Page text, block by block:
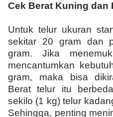
Cek Berat Kuning dan
Untuk telur ukuran
sekitar 20 gram dan
gram. Jika
mencantumkan
gram, maka bisa
Berat telur itu
sekilo (1 kg) telur
Sehingga, penting